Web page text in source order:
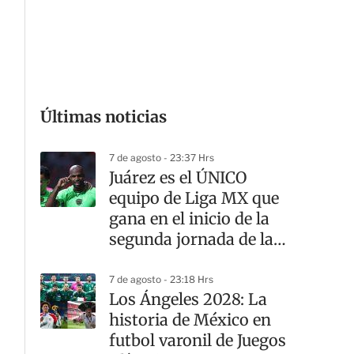
Últimas noticias
7 de agosto - 23:37 Hrs
Juárez es el ÚNICO
equipo de Liga MX que
gana en el inicio de la
segunda jornada de la
7 de agosto - 23:18 Hrs
Los Ángeles 2028: La
historia de México en
futbol varonil de Juegos